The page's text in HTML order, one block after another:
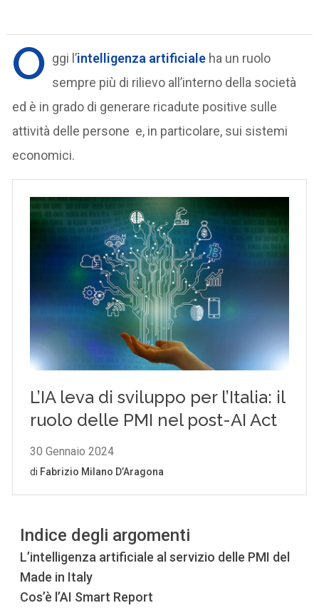
O ggi l’intelligenza artificiale ha un ruolo
sempre più di rilievo all’interno della società
ed è in grado di generare ricadute positive sulle
attività delle persone e, in particolare, sui sistemi
economici.
Indice degli argomenti
L’intelligenza artificiale al servizio delle PMI del
Made in Italy
Cos’è l’AI Smart Report